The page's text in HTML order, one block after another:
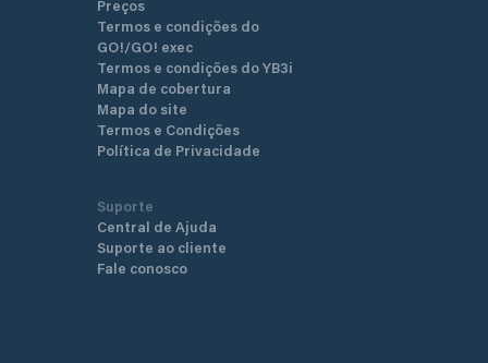
Preços
Termos e condições do
GO!/GO! exec
Termos e condições do YB3i
Mapa de cobertura
Mapa do site
Termos e Condições
Política de Privacidade
Suporte
Central de Ajuda
Suporte ao cliente
Fale conosco